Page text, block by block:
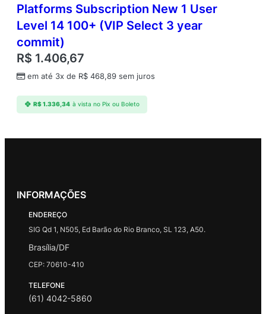
Platforms Subscription New 1 User
Level 14 100+ (VIP Select 3 year
commit)
R$ 1.406,67
em até 3x de R$ 468,89 sem juros
R$1.336,34 à vista no Pix ou Boleto
INFORMAÇÕES
ENDEREÇO
SIG Qd 1, N505, Ed Barão do Rio Branco, SL 123, A50.
Brasília/DF
CEP: 70610-410
TELEFONE
(61) 4042-5860